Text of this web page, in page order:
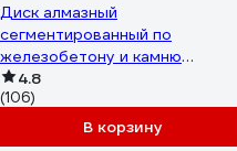
Диск алмазный
сегментированный по
железобетону и камню
125х2.2х22.2 мм RAGE Furious
600128
4.8
(106)
В корзину